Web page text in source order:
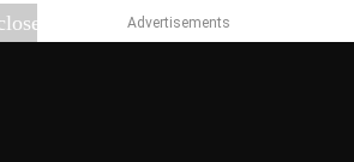
Advertisements